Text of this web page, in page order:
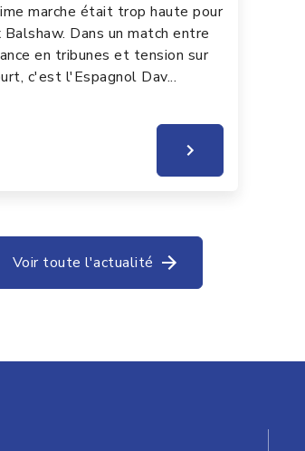
marche était trop haute pour
Balshaw. Dans un match entre
en tribunes et tension sur
c'est l'Espagnol Dav...
Voir toute l'actualité